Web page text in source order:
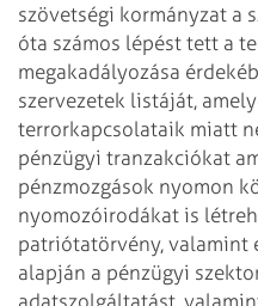
szövetségi kormányzat a
óta számos lépést tett a
megakadályozása
szervezetek listáját,
terrorkapcsolataik miatt
pénzügyi tranzakciókat
pénzmozgások nyomon
nyomozóirodákat is
patriótatörvény, valamint
alapján a pénzügyi
adatszolgáltatást,